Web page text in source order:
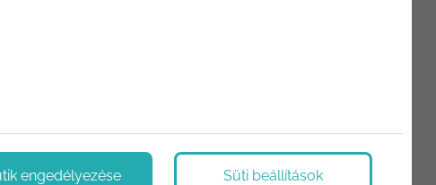
engedélyezése Süti beállítások